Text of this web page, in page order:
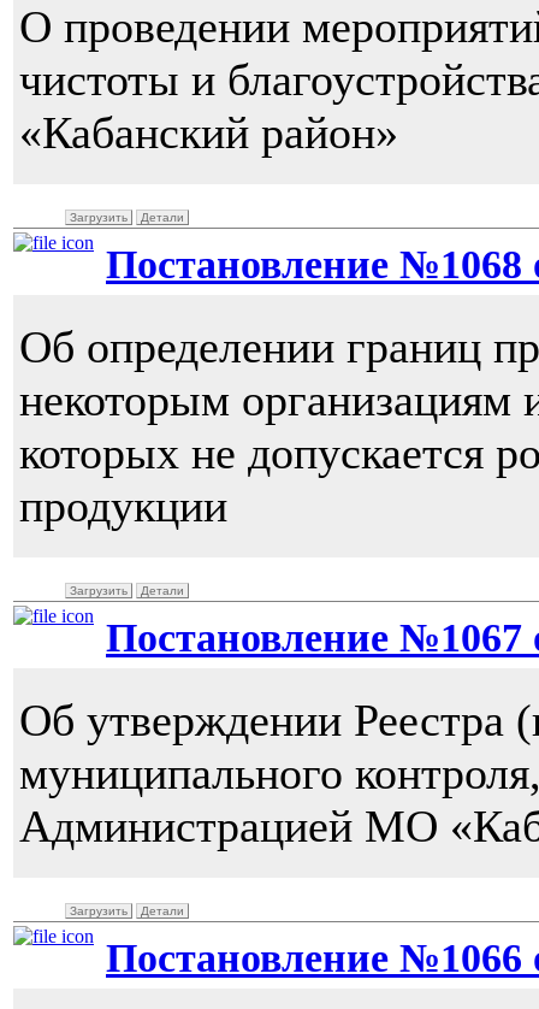
О проведении
чистоты и
«Кабанский район»
Загрузить Детали
Постановление №1068
Об определении границ
некоторым организациям
которых не допускается
продукции
Загрузить Детали
Постановление №1067
Об утверждении Реестра
муниципального
Администрацией МО
Загрузить Детали
Постановление №1066